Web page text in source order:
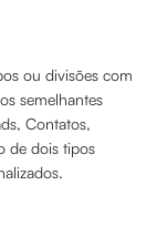
ou divisões com
semelhantes
Contatos,
de dois tipos